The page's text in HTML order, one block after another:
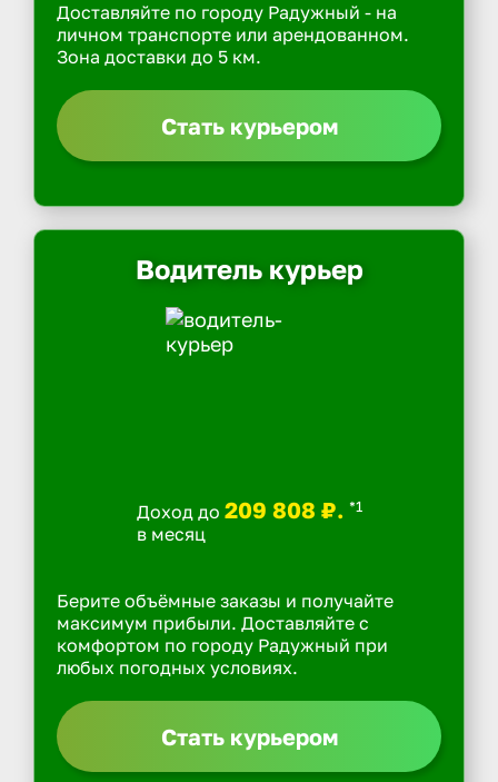
Доставляйте по городу Радужный - на
личном транспорте или арендованном.
Зона доставки до 5 км.
Стать курьером
Водитель курьер
Доход до 209 808 ₽. *1
в месяц
Берите объёмные заказы и получайте
максимум прибыли. Доставляйте с
комфортом по городу Радужный при
любых погодных условиях.
Стать курьером